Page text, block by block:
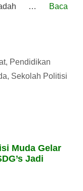
…
Baca
, Pendidikan
, Sekolah Politisi
Muda Gelar
Jadi